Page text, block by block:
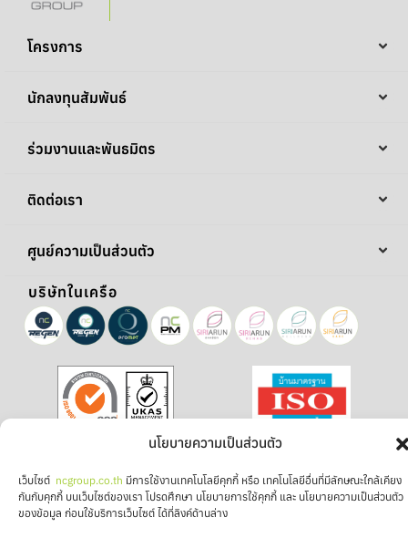
นโยบายความเป็นส่วนตัว
เว็บไซต์ ncgroup.co.th มีการใช้งานเทคโนโลยีคุกกี้ หรือ เทคโนโลยีอื่นที่มีลักษณะใกล้เคียง
กันกับคุกกี้ บนเว็บไซต์ของเรา โปรดศึกษา นโยบายการใช้คุกกี้ และ นโยบายความเป็นส่วนตัว
ของข้อมูล ก่อนใช้บริการเว็บไซต์ ได้ที่ลิงค์ด้านล่าง
โครงการ
นักลงทุนสัมพันธ์
ร่วมงานและพันธมิตร
ติดต่อเรา
ศูนย์ความเป็นส่วนตัว
บริษัทในเครือ